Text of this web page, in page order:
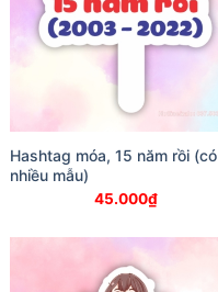
Hashtag móa, 15 năm rồi (có
nhiều mẫu)
45.000₫